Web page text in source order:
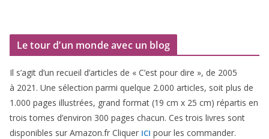
Le tour d’un monde avec un blog
Il s’agit d’un recueil d’ar­ticles de « C’est pour dire », de 2005
à 2021 . Une sélec­tion par­mi quelque 2.000 articles, soit plus de
1 .000 pages illus­trées, grand for­mat (19 cm x 25 cm) répar­tis en
trois tomes d’environ 300 pages cha­cun. Ces trois livres sont
dis­po­nibles sur Amazon​.fr Cliquer ICI pour les commander.